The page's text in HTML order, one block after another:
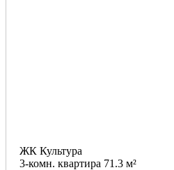
ЖК Культура
3-комн. квартира 71.3 м²